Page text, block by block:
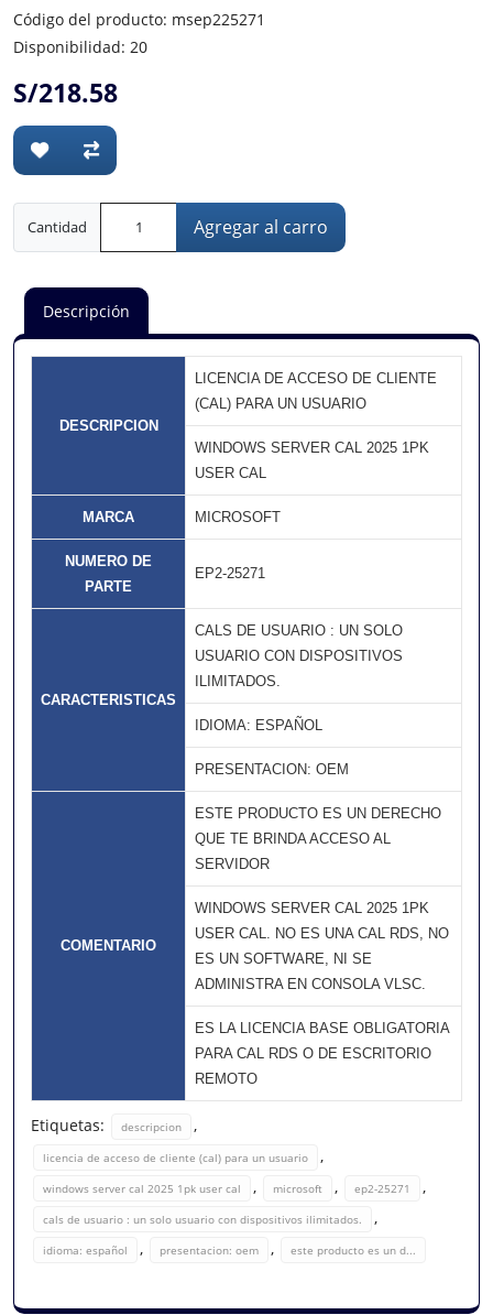
Código del producto: msep225271
Disponibilidad: 20
S/218.58
Cantidad Agregar al carro
Descripción
DESCRIPCION
LICENCIA DE ACCESO DE CLIENTE
(CAL) PARA UN USUARIO
WINDOWS SERVER CAL 2025 1PK
USER CAL
MARCA MICROSOFT
NUMERO DE
PARTE
EP2-25271
CARACTERISTICAS
CALS DE USUARIO : UN SOLO
USUARIO CON DISPOSITIVOS
ILIMITADOS.
IDIOMA: ESPAÑOL
PRESENTACION: OEM
COMENTARIO
ESTE PRODUCTO ES UN DERECHO
QUE TE BRINDA ACCESO AL
SERVIDOR
WINDOWS SERVER CAL 2025 1PK
USER CAL. NO ES UNA CAL RDS, NO
ES UN SOFTWARE, NI SE
ADMINISTRA EN CONSOLA VLSC.
ES LA LICENCIA BASE OBLIGATORIA
PARA CAL RDS O DE ESCRITORIO
REMOTO
Etiquetas: descripcion ,
licencia de acceso de cliente (cal) para un usuario ,
windows server cal 2025 1pk user cal , microsoft , ep2-25271 ,
cals de usuario : un solo usuario con dispositivos ilimitados. ,
idioma: español , presentacion: oem , este producto es un d...